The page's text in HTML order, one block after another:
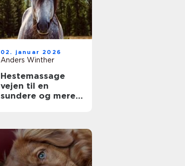
02. januar 2026
Anders Winther
Hestemassage
vejen til en
sundere og mere